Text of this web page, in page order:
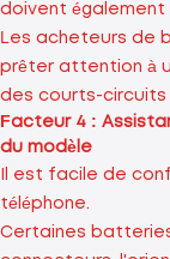
doivent également
Les acheteurs de
prêter attention à
des courts-circuits
Facteur 4 :
du modèle
Il est facile de
téléphone.
Certaines